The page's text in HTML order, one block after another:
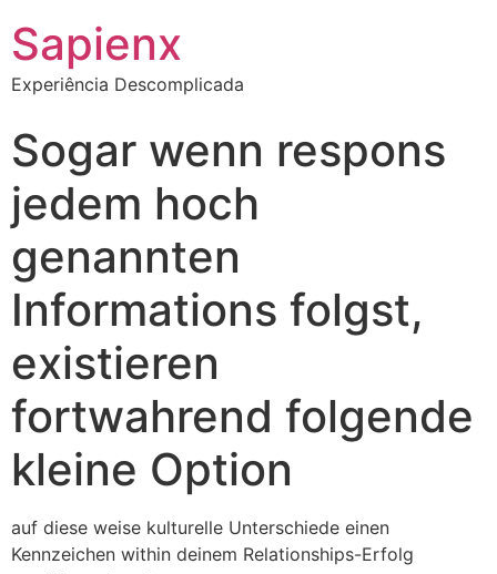
Sapienx
Experiência Descomplicada
Sogar wenn respons
jedem hoch
genannten
Informations folgst,
existieren
fortwahrend folgende
kleine Option
auf diese weise kulturelle Unterschiede einen
Kennzeichen within deinem Relationships-Erfolg